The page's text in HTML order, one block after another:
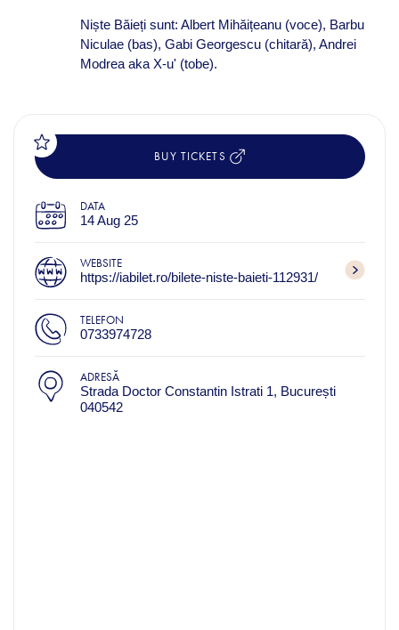
Niște Băieți sunt: Albert Mihăițeanu (voce), Barbu
Niculae (bas), Gabi Georgescu (chitară), Andrei
Modrea aka X-u' (tobe).
BUY TICKETS
DATA
14 Aug 25
WEBSITE
https://iabilet.ro/bilete-niste-baieti-112931/
TELEFON
0733974728
ADRESĂ
Strada Doctor Constantin Istrati 1, București
040542